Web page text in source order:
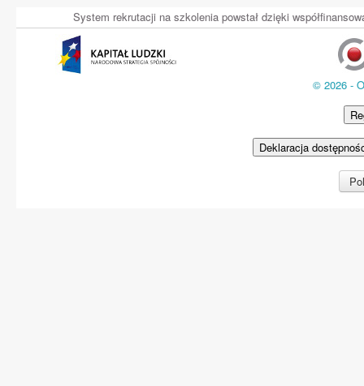
System rekrutacji na szkolenia powstał dzięki
© 2026 -
Deklaracja